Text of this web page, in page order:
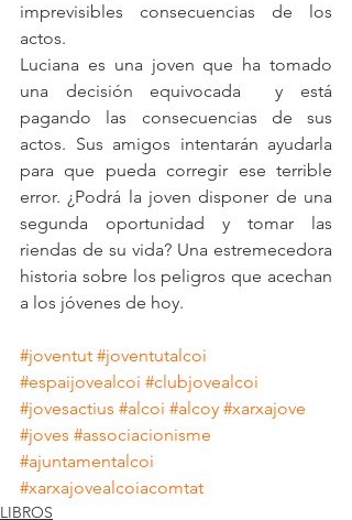
imprevisibles consecuencias de los
actos.
Luciana es una joven que ha tomado
una decisión equivocada  y está
pagando las consecuencias de sus
actos. Sus amigos intentarán ayudarla
para que pueda corregir ese terrible
error. ¿Podrá la joven disponer de una
segunda oportunidad y tomar las
riendas de su vida? Una estremecedora
historia sobre los peligros que acechan
a los jóvenes de hoy.
#joventut #joventutalcoi
#espaijovealcoi #clubjovealcoi
#jovesactius #alcoi #alcoy #xarxajove
#joves #associacionisme
#ajuntamentalcoi
#xarxajovealcoiacomtat
LIBROS